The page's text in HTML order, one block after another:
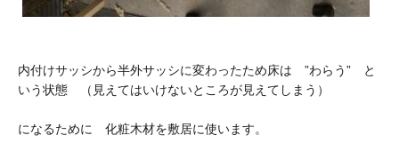
内付けサッシから半外サッシに変わったため床は ”わらう” と
いう状態 （見えてはいけないところが見えてしまう）
になるために 化粧木材を敷居に使います。